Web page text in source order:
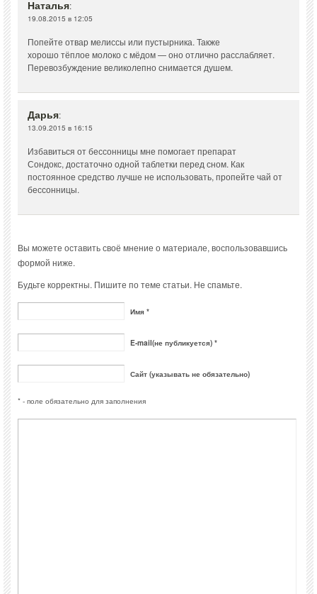
Наталья:
19.08.2015 в 12:05
Попейте отвар мелиссы или пустырника. Также
хорошо тёплое молоко с мёдом — оно отлично расслабляет.
Перевозбуждение великолепно снимается душем.
Дарья:
13.09.2015 в 16:15
Избавиться от бессонницы мне помогает препарат
Сондокс, достаточно одной таблетки перед сном. Как
постоянное средство лучше не использовать, пропейте чай от
бессонницы.
Вы можете оставить своё мнение о материале, воспользовавшись
формой ниже.
Будьте корректны. Пишите по теме статьи. Не спамьте.
Имя *
E-mail(не публикуется) *
Сайт (указывать не обязательно)
* - поле обязательно для заполнения